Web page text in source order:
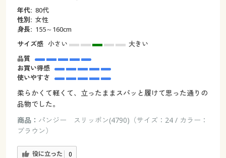
年代: 80代
性別: 女性
身長: 155～160cm
サイズ感 小さい
大きい
品質
お買い得感
使いやすさ
柔らかくて軽くて、立ったままスパッと履けて思った通りの
品物でした。
商品： パンジー スリッポン(4790)（サイズ：24 / カラー：
ブラウン）
役に立った 0